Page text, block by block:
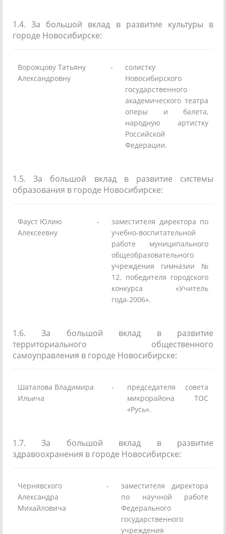
1.4. За большой вклад в развитие культуры в
городе Новосибирске:
Ворожцову Татьяну
Александровну
-
солистку
Новосибирского
государственного
академического театра
оперы и балета,
народную артистку
Российской
Федерации.
1.5. За большой вклад в развитие системы
образования в городе Новосибирске:
Фауст Юлию
Алексеевну
-
заместителя директора по
учебно-воспитательной
работе муниципального
общеобразовательного
учреждения гимназии №
12, победителя городского
конкурса «Учитель
года-2006».
1.6. За большой вклад в развитие
территориального общественного
самоуправления в городе Новосибирске:
Шаталова Владимира
Ильича
-
председателя совета
микрорайона ТОС
«Русь».
1.7. За большой вклад в развитие
здравоохранения в городе Новосибирске:
Чернявского
Александра
Михайловича
-
заместителя директора
по научной работе
Федерального
государственного
учреждения